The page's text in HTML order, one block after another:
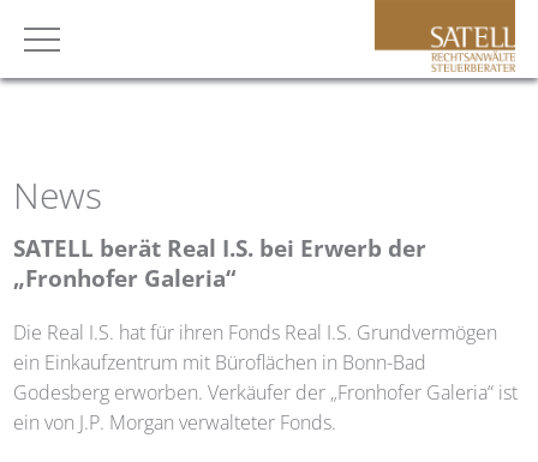
News
SATELL berät Real I.S. bei Erwerb der
„Fronhofer Galeria“
Die Real I.S. hat für ihren Fonds Real I.S. Grundvermögen
ein Einkaufzentrum mit Büroflächen in Bonn-Bad
Godesberg erworben. Verkäufer der „Fronhofer Galeria“ ist
ein von J.P. Morgan verwalteter Fonds.